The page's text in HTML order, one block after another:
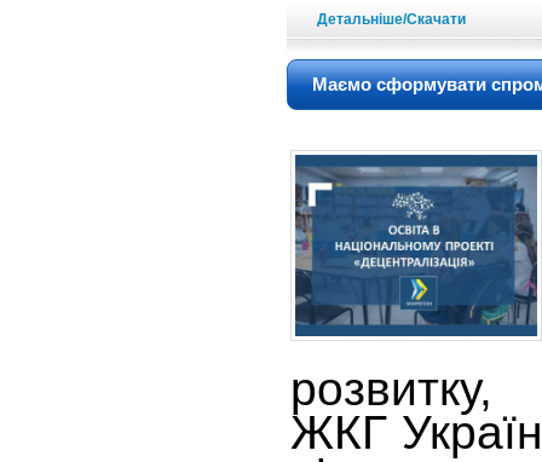
Детальніше/Скачати
Маємо сформувати
ЖКГ